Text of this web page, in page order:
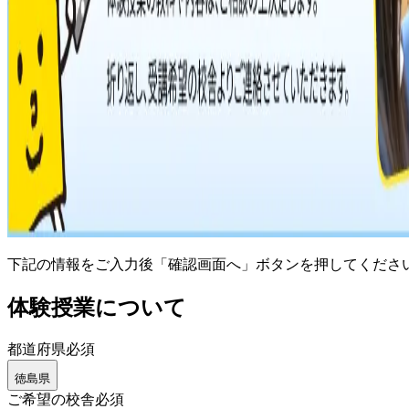
下記の情報をご入力後「確認画面へ」ボタンを押してくださ
体験授業について
都道府県必須
徳島県
ご希望の校舎必須